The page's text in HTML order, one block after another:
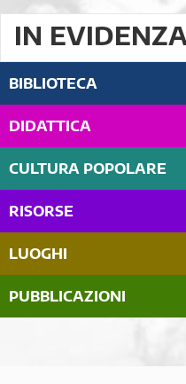
IN
BIBLIOTECA
DIDATTICA
CULTURA POPOLARE
RISORSE
LUOGHI
PUBBLICAZIONI